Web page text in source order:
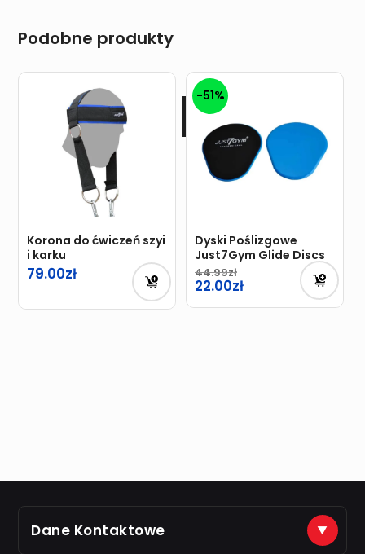
Podobne produkty
Korona do ćwiczeń szyi
i karku
79.00
-51%
Dyski Poślizgowe
Just7Gym Glide Discs
44.99
Pierwotna
cena
22.00
Aktualna
Dane Kontaktowe